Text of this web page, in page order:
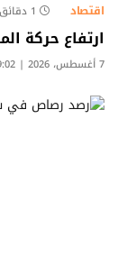
اقتصاد 1 دقائق
ارتفاع حركة
7 أغسطس، 2026 | 19:02